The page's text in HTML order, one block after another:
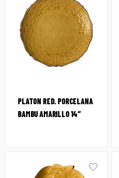
PLATON RED. PORCELANA
BAMBU AMARILLO 14″